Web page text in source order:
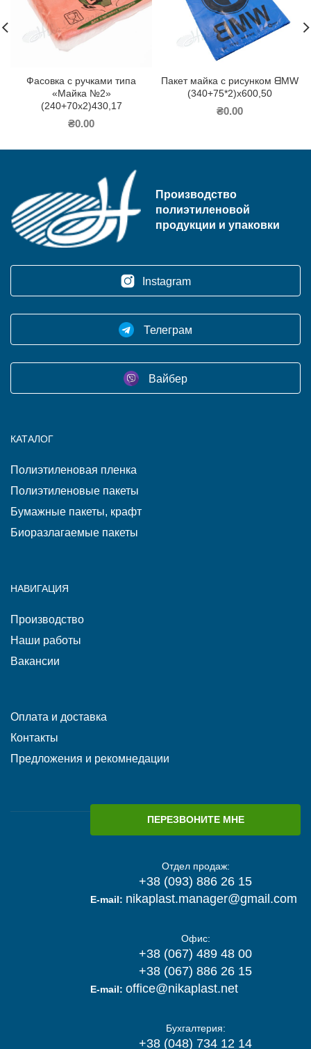
Фасовка с ручками типа
«Майка №2»
(240+70х2)430,17
₴0.00
Пакет майка с рисунком ᗺMW
(340+75*2)х600,50
₴0.00
Производство
полиэтиленовой
продукции и упаковки
Instagram
Телеграм
Вайбер
КАТАЛОГ
Полиэтиленовая пленка
Полиэтиленовые пакеты
Бумажные пакеты, крафт
Биоразлагаемые пакеты
НАВИГАЦИЯ
Производство
Наши работы
Вакансии
Оплата и доставка
Контакты
Предложения и рекомнедации
ПЕРЕЗВОНИТЕ МНЕ
Отдел продаж:
+38 (093) 886 26 15
E-mail: nikaplast.manager@gmail.com
Офис:
+38 (067) 489 48 00
+38 (067) 886 26 15
E-mail: office@nikaplast.net
Бухгалтерия:
+38 (048) 734 12 14